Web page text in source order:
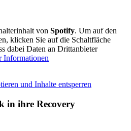
von Spotify. Um auf den
klicken Sie auf die Schaltfläche
dabei Daten an Drittanbieter
Informationen
und Inhalte entsperren
in ihre Recovery